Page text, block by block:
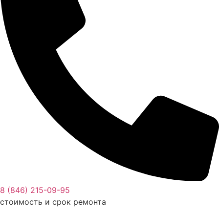
8 (846) 215-09-95
стоимость и срок ремонта